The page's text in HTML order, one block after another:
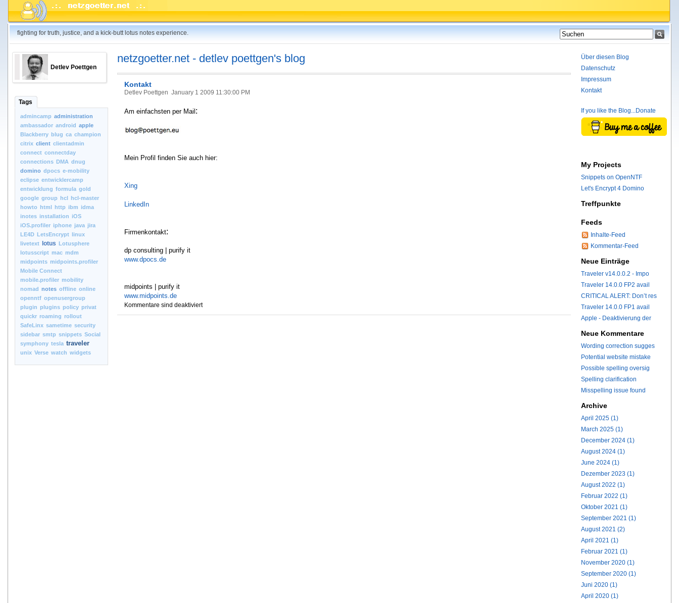
fighting for truth, justice, and a kick-butt lotus notes experience.
Detlev Poettgen
Tags
admincamp administration
ambassador android apple
Blackberry blug ca champion
citrix client clientadmin
connect connectday
connections DMA dnug
domino dpocs e-mobility
eclipse entwicklercamp
entwicklung formula gold
google group hcl hcl-master
howto html http ibm idma
inotes installation iOS
iOS.profiler iphone java jira
LE4D LetsEncrypt linux
livetext
lotus Lotusphere
lotusscript mac mdm
midpoints midpoints.profiler
Mobile Connect
mobile.profiler mobility
nomad notes offline online
openntf openusergroup
plugin plugins policy privat
quickr roaming rollout
SafeLinx sametime security
sidebar smtp snippets Social
symphony tesla traveler
unix Verse watch widgets
netzgoetter.net - detlev poettgen's blog
Kontakt
Detlev Poettgen January 1 2009 11:30:00 PM
Am einfachsten per Mail :
Mein Profil finden Sie auch hier:
Xing
LinkedIn
Firmenkontakt:
dp consulting | purify it
www.dpocs.de
midpoints | purify it
www.midpoints.de
Kommentare sind deaktiviert
Über diesen Blog
Datenschutz
Impressum
Kontakt
If you like the Blog...Donate
My Projects
Snippets on OpenNTF
Let's Encrypt 4 Domino
Treffpunkte
Feeds
Inhalte-Feed
Kommentar-Feed
Neue Einträge
Traveler v14.0.0.2 - Impo
Traveler 14.0.0 FP2 avail
CRITICAL ALERT: Don’t res
Traveler 14.0.0 FP1 avail
Apple - Deaktivierung der
Neue Kommentare
Wording correction sugges
Potential website mistake
Possible spelling oversig
Spelling clarification
Misspelling issue found
Archive
April 2025 (1)
March 2025 (1)
December 2024 (1)
August 2024 (1)
June 2024 (1)
Dezember 2023 (1)
August 2022 (1)
Februar 2022 (1)
Oktober 2021 (1)
September 2021 (1)
August 2021 (2)
April 2021 (1)
Februar 2021 (1)
November 2020 (1)
September 2020 (1)
Juni 2020 (1)
April 2020 (1)